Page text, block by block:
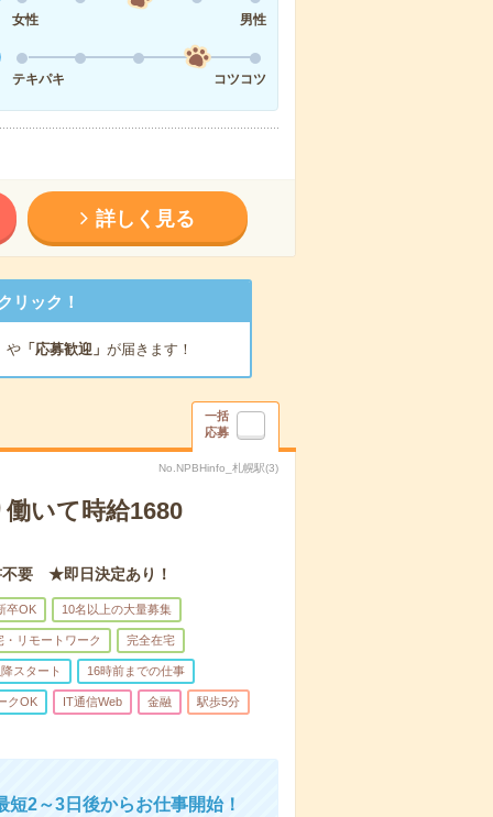
女性 男性
テキパキ コツコツ
詳しく見る
リック！
や「応募歓迎」 が届きます！
一括
応募
No.NPBHinfo_札幌駅(3)
いて時給1680
要 ★即日決定あり！
卒OK 10名以上の大量募集
・リモートワーク 完全在宅
スタート 16時前までの仕事
クOK IT通信Web 金融 駅歩5分
2～3日後からお仕事開始！